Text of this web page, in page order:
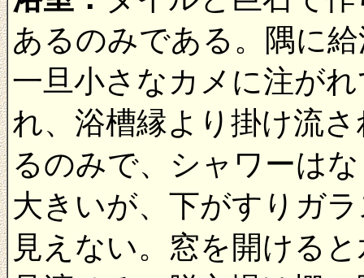
あるのみである。隅に
一旦小さなカメに注が
れ、浴槽縁より掛け流
るのみで、シャワーは
大きいが、下がすりガ
見えない。窓を開ける